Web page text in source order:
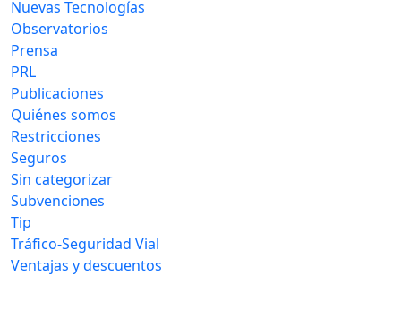
Nuevas Tecnologías
Observatorios
Prensa
PRL
Publicaciones
Quiénes somos
Restricciones
Seguros
Sin categorizar
Subvenciones
Tip
Tráfico-Seguridad Vial
Ventajas y descuentos